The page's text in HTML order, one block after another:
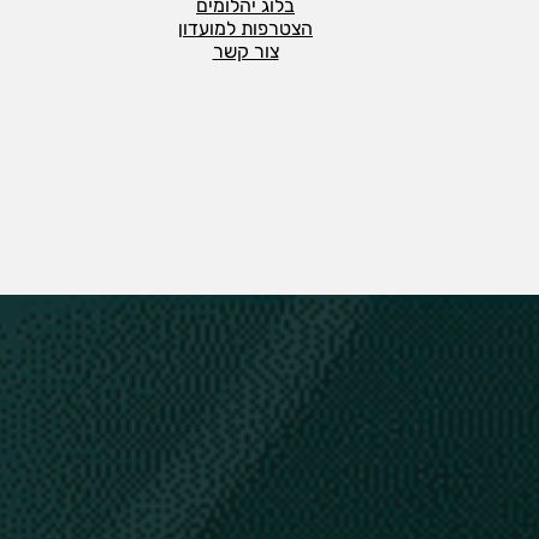
בלוג יהלומים
הצטרפות למועדון
צור קשר